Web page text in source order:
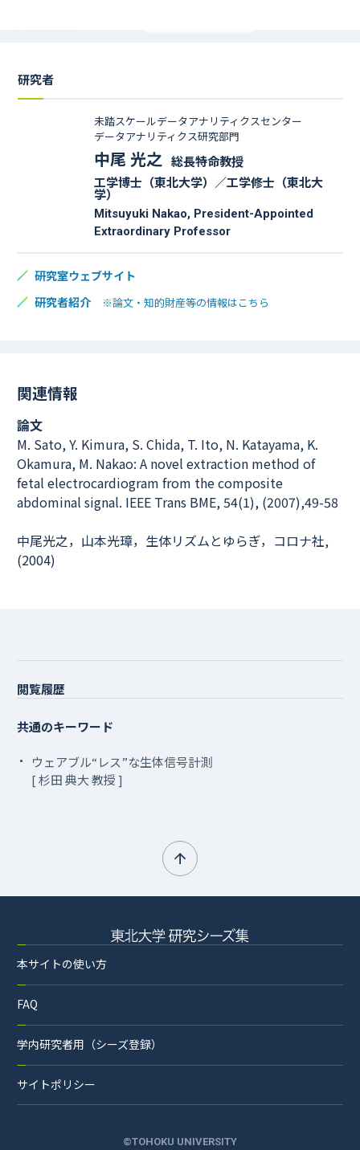
研究者
未踏スケールデータアナリティクスセンター
データアナリティクス研究部門
中尾 光之 総長特命教授
工学博士（東北大学）／工学修士（東北大
学）
Mitsuyuki Nakao, President-Appointed
Extraordinary Professor
研究室ウェブサイト
研究者紹介
※論文・知的財産等の情報はこちら
関連情報
論文
M. Sato, Y. Kimura, S. Chida, T. Ito, N. Katayama, K.
Okamura, M. Nakao: A novel extraction method of
fetal electrocardiogram from the composite
abdominal signal. IEEE Trans BME, 54(1), (2007),49-58
中尾光之，山本光璋，生体リズムとゆらぎ，コロナ社,
(2004)
閲覧履歴
共通のキーワード
ウェアブル“レス”な生体信号計測
[ 杉田 典大 教授 ]
本サイトの使い方
FAQ
学内研究者用（シーズ登録）
サイトポリシー
©TOHOKU UNIVERSITY